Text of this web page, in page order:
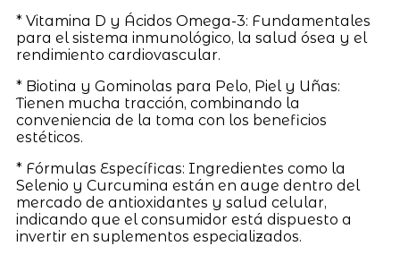
* Vitamina D y Ácidos Omega-3: Fundamentales
para el sistema inmunológico, la salud ósea y el
rendimiento cardiovascular.
* Biotina y Gominolas para Pelo, Piel y Uñas:
Tienen mucha tracción, combinando la
conveniencia de la toma con los beneficios
estéticos.
* Fórmulas Específicas: Ingredientes como la
Selenio y Curcumina están en auge dentro del
mercado de antioxidantes y salud celular,
indicando que el consumidor está dispuesto a
invertir en suplementos especializados.